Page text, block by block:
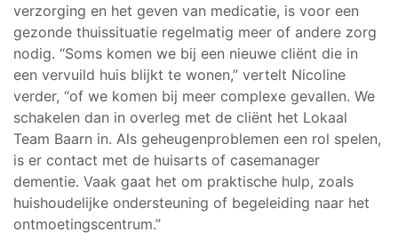
verzorging en het geven van medicatie, is voor een
gezonde thuissituatie regelmatig meer of andere zorg
nodig. “Soms komen we bij een nieuwe cliënt die in
een vervuild huis blijkt te wonen,” vertelt Nicoline
verder, “of we komen bij meer complexe gevallen. We
schakelen dan in overleg met de cliënt het Lokaal
Team Baarn in. Als geheugenproblemen een rol spelen,
is er contact met de huisarts of casemanager
dementie. Vaak gaat het om praktische hulp, zoals
huishoudelijke ondersteuning of begeleiding naar het
ontmoetingscentrum.”